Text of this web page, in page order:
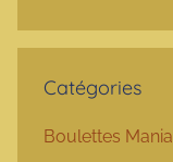
Catégories
Boulettes Mania